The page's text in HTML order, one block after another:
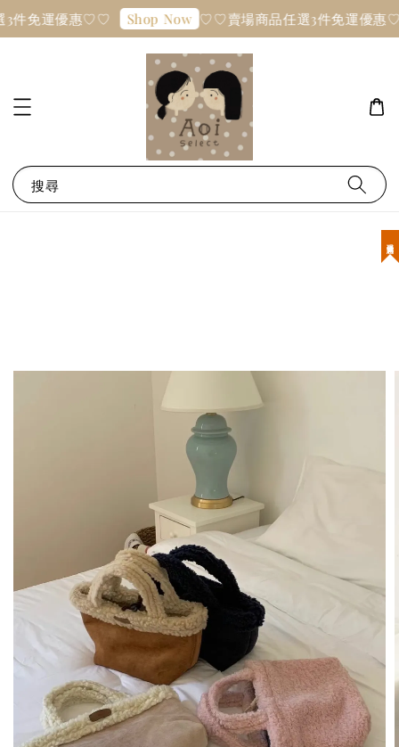
件免運優惠♡♡ Shop Now ♡♡賣場商品任選3件免運優惠
搜尋